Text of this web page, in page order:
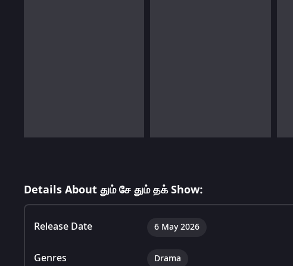
Details About தும் சே தும் தக் Show:
Release Date 6 May 2026
Genres Drama